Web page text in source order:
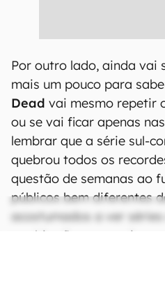
Por outro lado, ainda vai
mais um pouco para
Dead vai mesmo repetir
ou se vai ficar apenas
lembrar que a série sul-
quebrou todos os
questão de semanas ao
públicos bem diferentes
acostumados a ver
zumbis vão conseguir o